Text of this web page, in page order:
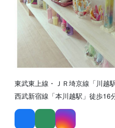
東武東上線・ＪＲ埼京線「川越
西武新宿線「本川越駅」徒歩16